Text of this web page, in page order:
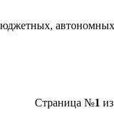
Страница №1 из